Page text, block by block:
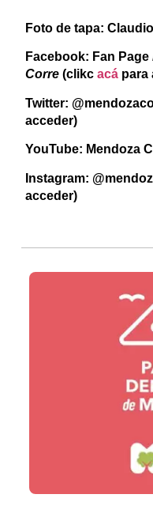
Foto de tapa:
Facebook: Fan Page
Corre(clikc acápara
Twitter:
acceder)
YouTube: Mendoza
Instagram:
acceder)